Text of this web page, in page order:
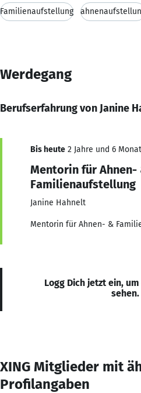
Familienaufstellung
Werdegang
Berufserfahrung von Janine
Bis heute 2 Jahre und 6
Mentorin für Ahnen-
Familienaufstellung
Janine Hahnelt
Mentorin für Ahnen- &
Logg Dich jetzt ein,
sehen.
XING Mitglieder mit
Profilangaben